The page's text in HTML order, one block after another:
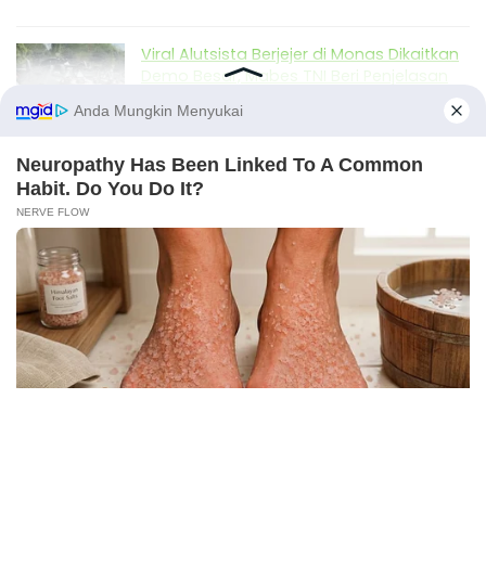
Viral Alutsista Berjejer di Monas Dikaitkan
Demo Besar, Mabes TNI Beri Penjelasan
Viral Ayah Tinggalkan Istri dan Bayi Demi
Dugaan Selingkuhan Sesama Jenis
Viral Lagu Kicau Mania di Luar Negeri,
Liriknya Disangka “Getcho Money Up”
hingga Ramai di TikTok Global
Musik Viral 2 X